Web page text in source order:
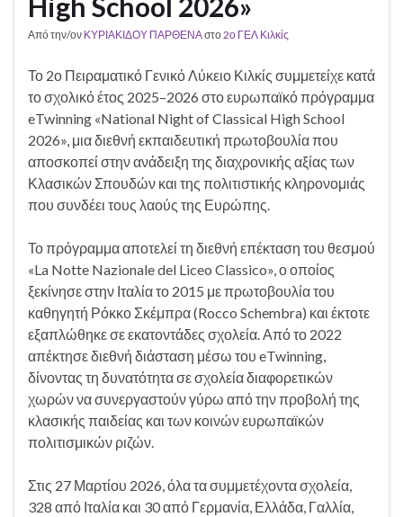
Από την/ον ΚΥΡΙΑΚΙΔΟΥ ΠΑΡΘΕΝΑστο2ο ΓΕΛ Κιλκίς
Το 2ο Πειραματικό Γενικό Λύκειο Κιλκίς συμμετείχε κατά
το σχολικό έτος 2025–2026 στο ευρωπαϊκό πρόγραμμα
eTwinning «National Night of Classical High School
2026», μια διεθνή εκπαιδευτική πρωτοβουλία που
αποσκοπεί στην ανάδειξη της διαχρονικής αξίας των
Κλασικών Σπουδών και της πολιτιστικής κληρονομιάς
που συνδέει τους λαούς της Ευρώπης.
Το πρόγραμμα αποτελεί τη διεθνή επέκταση του θεσμού
«La Notte Nazionale del Liceo Classico», ο οποίος
ξεκίνησε στην Ιταλία το 2015 με πρωτοβουλία του
καθηγητή Ρόκκο Σκέμπρα (Rocco Schembra) και έκτοτε
εξαπλώθηκε σε εκατοντάδες σχολεία. Από το 2022
απέκτησε διεθνή διάσταση μέσω του eTwinning,
δίνοντας τη δυνατότητα σε σχολεία διαφορετικών
χωρών να συνεργαστούν γύρω από την προβολή της
κλασικής παιδείας και των κοινών ευρωπαϊκών
πολιτισμικών ριζών.
Στις 27 Μαρτίου 2026, όλα τα συμμετέχοντα σχολεία,
328 από Ιταλία και 30 από Γερμανία, Ελλάδα, Γαλλία,